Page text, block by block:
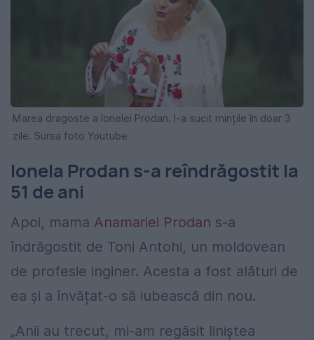
Marea dragoste a Ionelei Prodan. I-a sucit mințile în doar 3
zile. Sursa foto Youtube
Ionela Prodan s-a reîndrăgostit la
51 de ani
Apoi, mama Anamariei Prodan s-a
îndrăgostit de Toni Antohi, un moldovean
de profesie inginer. Acesta a fost alături de
ea și a învățat-o să iubească din nou.
„Anii au trecut, mi-am regăsit liniştea